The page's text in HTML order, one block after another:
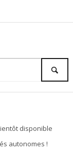
disponible
autonomes !